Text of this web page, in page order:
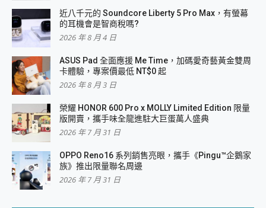
近八千元的 Soundcore Liberty 5 Pro Max，有螢幕
的耳機會是智商稅嗎?
2026 年 8 月 4 日
ASUS Pad 全面應援 Me Time，加碼愛奇藝黃金雙周
卡體驗，專案價最低 NT$0 起
2026 年 8 月 3 日
榮耀 HONOR 600 Pro x MOLLY Limited Edition 限量
版開賣，攜手味全龍進駐大巨蛋萬人盛典
2026 年 7 月 31 日
OPPO Reno16 系列銷售亮眼，攜手《Pingu™企鵝家
族》推出限量聯名周邊
2026 年 7 月 31 日